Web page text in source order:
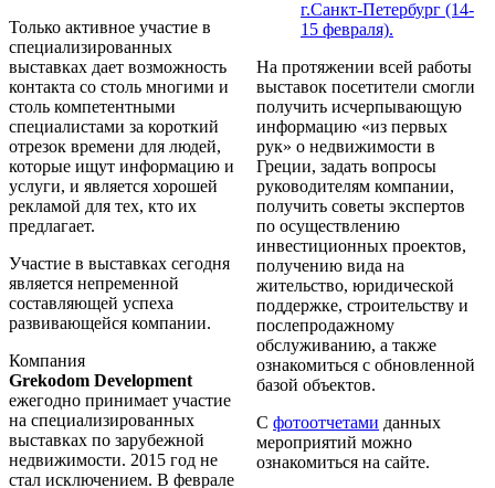
Только активное участие в
специализированных
выставках дает возможность
контакта со столь многими и
столь компетентными
специалистами за короткий
отрезок времени для людей,
которые ищут информацию и
услуги, и является хорошей
рекламой для тех, кто их
предлагает.
Участие в выставках сегодня
является непременной
составляющей успеха
развивающейся компании.
Компания
Grekodom Development
ежегодно принимает участие
на специализированных
выставках по зарубежной
недвижимости. 2015 год не
стал исключением. В феврале
г.Санкт-Петербург (14-
15 февраля).
На протяжении всей работы
выставок посетители смогли
получить исчерпывающую
информацию «из первых
рук» о недвижимости в
Греции, задать вопросы
руководителям компании,
получить советы экспертов
по осуществлению
инвестиционных проектов,
получению вида на
жительство, юридической
поддержке, строительству и
послепродажному
обслуживанию, а также
ознакомиться с обновленной
базой объектов.
С фотоотчетами данных
мероприятий можно
ознакомиться на сайте.